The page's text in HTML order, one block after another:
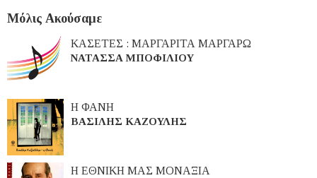
Μόλις Ακούσαμε
ΚΑΣΕΤΕΣ : ΜΑΡΓΑΡΙΤΑ ΜΑΡΓΑΡΩ
ΝΑΤΑΣΣΑ ΜΠΟΦΙΛΙΟΥ
Η ΦΑΝΗ
ΒΑΣΙΛΗΣ ΚΑΖΟΥΛΗΣ
Η ΕΘΝΙΚΗ ΜΑΣ ΜΟΝΑΞΙΑ